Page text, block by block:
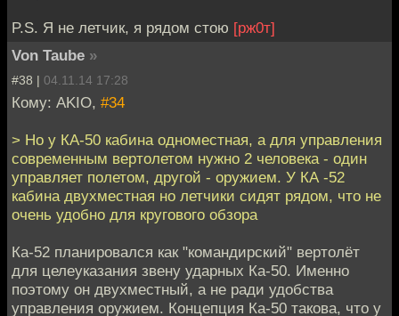
P.S. Я не летчик, я рядом стою [рж0т]
Von Taube »
#38 | 04.11.14 17:28
Кому: AKIO, #34
> Но у КА-50 кабина одноместная, а для управления
современным вертолетом нужно 2 человека - один
управляет полетом, другой - оружием. У КА -52
кабина двухместная но летчики сидят рядом, что не
очень удобно для кругового обзора
Ка-52 планировался как "командирский" вертолёт
для целеуказания звену ударных Ка-50. Именно
поэтому он двухместный, а не ради удобства
управления оружием. Концепция Ка-50 такова, что у